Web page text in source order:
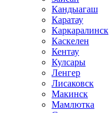
Кандыагаш
Каратау
Каркаралинск
Каскелен
Кентау
Кулсары
Ленгер
Лисаковск
Макинск
Мамлютка